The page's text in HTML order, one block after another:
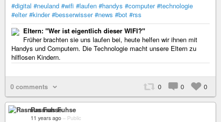
#digital #neuland #wifi #laufen #handys #computer #technologie
#elter #kinder #besserwisser #news #bot #rss
Eltern: "Wer ist eigentlich dieser WIFI?"
Früher brachten sie uns laufen bei, heute helfen wir ihnen mit
Handys und Computern. Die Technologie macht unsere Eltern zu
hilflosen Kindern.
0 comments 0 0 0
Rasmus Fuhse
11 years ago – Public